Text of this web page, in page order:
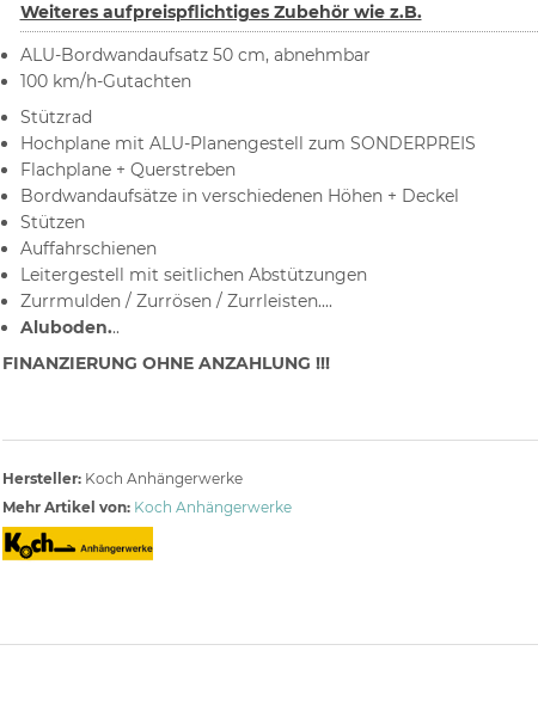
Weiteres aufpreispflichtiges Zubehör wie z.B.
ALU-Bordwandaufsatz 50 cm, abnehmbar
100 km/h-Gutachten
Stützrad
Hochplane mit ALU-Planengestell zum SONDERPREIS
Flachplane + Querstreben
Bordwandaufsätze in verschiedenen Höhen + Deckel
Stützen
Auffahrschienen
Leitergestell mit seitlichen Abstützungen
Zurrmulden / Zurrösen / Zurrleisten....
Aluboden...
FINANZIERUNG OHNE ANZAHLUNG !!!
Hersteller: Koch Anhängerwerke
Mehr Artikel von: Koch Anhängerwerke